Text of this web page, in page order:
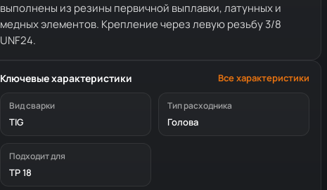
выполнены из резины первичной выплавки, латунных и
медных элементов. Крепление через левую резьбу 3/8
UNF24.
Ключевые характеристики Все характеристики
Вид сварки
TIG
Тип расходника
Голова
Подходит для
TP 18